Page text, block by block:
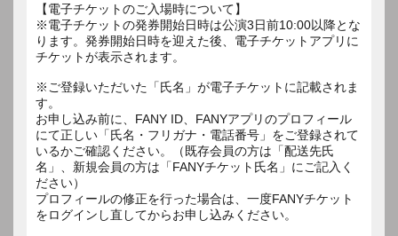
【電子チケットのご入場時について】
※電子チケットの発券開始日時は公演3日前10:00以降とな
ります。発券開始日時を迎えた後、電子チケットアプリに
チケットが表示されます。
※ご登録いただいた「氏名」が電子チケットに記載されま
す。
お申し込み前に、FANY ID、FANYアプリのプロフィール
にて正しい「氏名・フリガナ・電話番号」をご登録されて
いるかご確認ください。（既存会員の方は「配送先氏
名」、新規会員の方は「FANYチケット氏名」にご記入く
ださい）
プロフィールの修正を行った場合は、一度FANYチケット
をログインし直してからお申し込みください。